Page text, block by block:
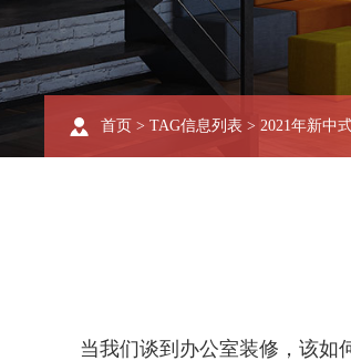
首页 > TAG信息列表 > 2021年新中
当我们谈到办公室装修，该如